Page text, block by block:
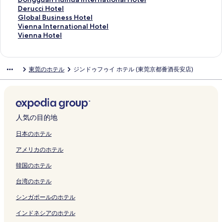
i
t
i
o
t
の
ペ
ー
ジ
開
リ
ン
ク
n
a
t
i
H
e
l
の
ペ
ジ
開
く
リ
ン
u
a
n
b
G
の
ジ
を
開
く
ン
の
ペ
ー
ジ
リ
ン
m
D
o
n
n
n
g
h
n
a
k
e
の
ー
d
h
a
m
g
n
E
s
の
ー
ジ
を
開
リ
g
u
a
n
ジ
を
リ
ン
ク
H
o
t
e
ー
ジ
く
リ
ン
ク
n
D
o
n
n
n
g
h
n
a
k
e
の
ー
s
s
H
o
の
ペ
を
開
く
リ
ク
u
a
n
g
C
n
g
o
g
o
u
t
h
i
r
e
D
o
a
u
m
n
ペ
ジ
を
開
く
ン
o
t
S
p
H
e
l
a
g
i
a
の
ペ
ジ
e
r
n
a
a
o
t
l
ペ
ジ
を
開
く
ン
I
n
t
l
l
ー
ジ
を
開
リ
ク
o
n
g
g
o
s
h
n
a
e
の
ペ
ー
を
p
o
l
i
i
n
g
H
o
e
-
D
o
n
g
a
t
t
G
n
t
e
C
a
g
A
n
-
o
o
t
e
l
の
ジ
を
開
く
ン
n
g
g
u
a
e
n
H
o
e
の
ペ
ー
ジ
開
o
n
g
g
u
u
a
n
e
n
a
t
i
n
Derucci Hotel
D
e
r
u
o
l
の
ペ
ー
を
く
リ
ン
ク
Global Business Hotel
G
l
o
u
n
e
s
o
e
l
の
ペ
ジ
Vienna International Hotel
V
i
I
e
r
a
i
n
a
l
H
t
Vienna Hotel
V
a
t
e
の
ー
を
開
く
リ
ク
東莞のホテル ジンドゥフゥイ ホテル (東莞京都薈酒長安店)
人気の目的地
日本のホテル
アメリカのホテル
韓国のホテル
台湾のホテル
シンガポールのホテル
インドネシアのホテル